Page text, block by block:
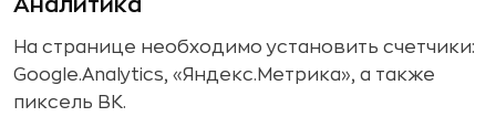
Аналитика
На странице необходимо установить счетчики:
Google.Analytics, «Яндекс.Метрика», а также
пиксель ВК.